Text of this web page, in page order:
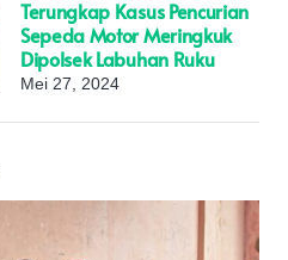
Terungkap Kasus Pencurian
Sepeda Motor Meringkuk
Dipolsek Labuhan Ruku
Mei 27, 2024